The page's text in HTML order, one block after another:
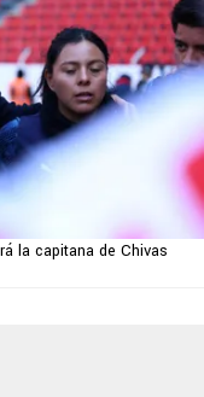
la capitana de Chivas